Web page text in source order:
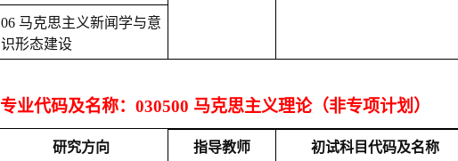
06 马克思主义新闻学与意
识形态建设
专业代码及名称： 030500 马克思主义理论（非专项计划）
研究方向 指导教师 初试科目代码及名称